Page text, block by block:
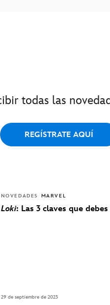
todas las
REGÍSTRATE AQUÍ
NOVEDADES MARVEL
Loki: Las 3 claves que
29 de septiembre de 2023